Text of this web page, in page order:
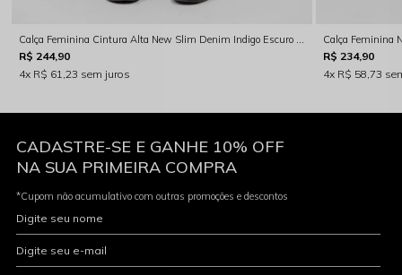
Calça Feminina Cintura Alta New Slim Denim Indigo Escuro Rocksham - RS00105
R$ 244,90
4x R$ 61,23 sem juros
R$ 234,90
4x R$ 58,73
CADASTRE-SE E GANHE 10% OFF
NA SUA PRIMEIRA COMPRA
*Cupom não acumulativo com outras promoções e descontos
Digite seu nome
Digite seu e-mail